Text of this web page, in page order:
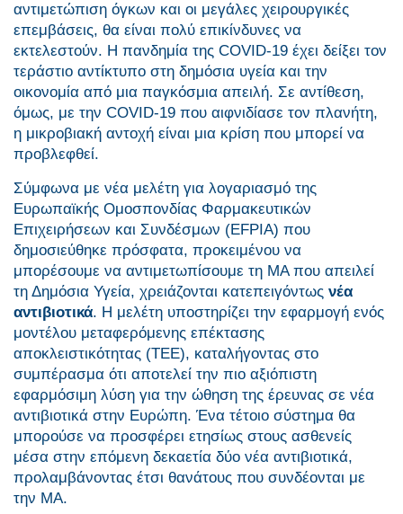
αντιμετώπιση όγκων και οι μεγάλες χειρουργικές
επεμβάσεις, θα είναι πολύ επικίνδυνες να
εκτελεστούν. Η πανδημία της COVID-19 έχει δείξει τον
τεράστιο αντίκτυπο στη δημόσια υγεία και την
οικονομία από μια παγκόσμια απειλή. Σε αντίθεση,
όμως, με την COVID-19 που αιφνιδίασε τον πλανήτη,
η μικροβιακή αντοχή είναι μια κρίση που μπορεί να
προβλεφθεί.
Σύμφωνα με νέα μελέτη για λογαριασμό της
Ευρωπαϊκής Ομοσπονδίας Φαρμακευτικών
Επιχειρήσεων και Συνδέσμων (EFPIA) που
δημοσιεύθηκε πρόσφατα, προκειμένου να
μπορέσουμε να αντιμετωπίσουμε τη ΜΑ που απειλεί
τη Δημόσια Υγεία, χρειάζονται κατεπειγόντως νέα
αντιβιοτικά. Η μελέτη υποστηρίζει την εφαρμογή ενός
μοντέλου μεταφερόμενης επέκτασης
αποκλειστικότητας (ΤΕΕ), καταλήγοντας στο
συμπέρασμα ότι αποτελεί την πιο αξιόπιστη
εφαρμόσιμη λύση για την ώθηση της έρευνας σε νέα
αντιβιοτικά στην Ευρώπη. Ένα τέτοιο σύστημα θα
μπορούσε να προσφέρει ετησίως στους ασθενείς
μέσα στην επόμενη δεκαετία δύο νέα αντιβιοτικά,
προλαμβάνοντας έτσι θανάτους που συνδέονται με
την ΜΑ.